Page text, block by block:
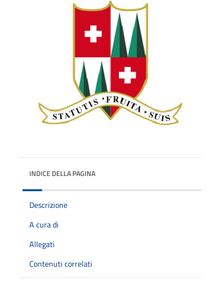
INDICE DELLA PAGINA
Descrizione
A cura di
Allegati
Contenuti correlati